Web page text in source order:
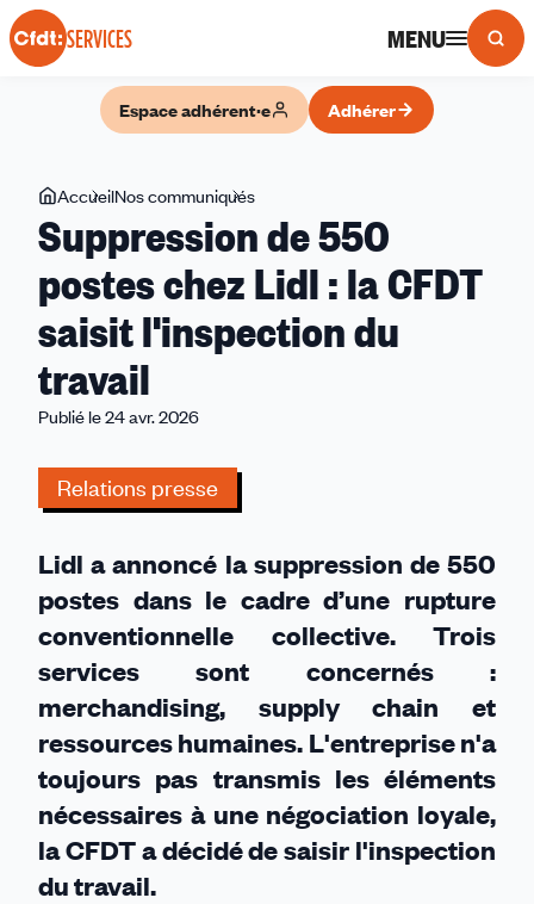
Panneau de gestion des cookies
SERVICES MENU
Espace adhérent·e Adhérer
Vous
êtes
ici
AccueilNos communiqués
de
550
postes
chez
Lidl
Suppression de 550
postes chez Lidl : la CFDT
saisit l'inspection du
travail
Publié le 24 avr. 2026
Relations presse
Lidl a annoncé la suppression de 550
postes dans le cadre d’une rupture
conventionnelle collective. Trois
services sont concernés :
merchandising, supply chain et
ressources humaines. L'entreprise n'a
toujours pas transmis les éléments
nécessaires à une négociation loyale,
la CFDT a décidé de saisir l'inspection
du travail.